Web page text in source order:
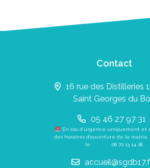
Contact
16 rue des Distilleries
Saint Georges du
05 46 27 97 31
En cas d’urgence uniquement et
des horaires d’ouverture de la
le 06 70 13 14 18.